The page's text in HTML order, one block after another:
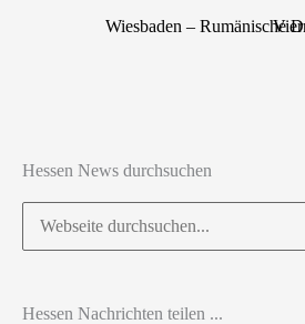
Wiesbaden – Rumänische
Hessen News durchsuchen
Suchen
nach:
Hessen Nachrichten teilen ...